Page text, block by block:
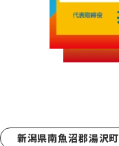
新潟県南魚沼郡湯沢町